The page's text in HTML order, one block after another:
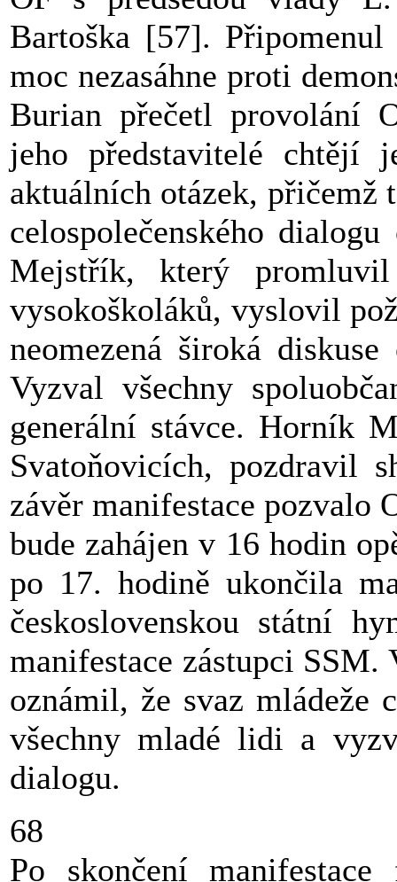
Bartoška [57].
moc nezasáhne proti
Burian přečetl provolání
jeho představitelé chtějí
aktuálních otázek, přičemž
celospolečenského
Mejstřík, který
vysokoškoláků, vyslovil
neomezená široká
Vyzval všechny
generální stávce. Horník
Svatoňovicích, pozdravil
závěr manifestace pozvalo
bude zahájen v 16 hodin
po 17. hodině ukončila
československou státní
manifestace zástupci
oznámil, že svaz mládeže
všechny mladé lidi a
dialogu.
68
Po skončení